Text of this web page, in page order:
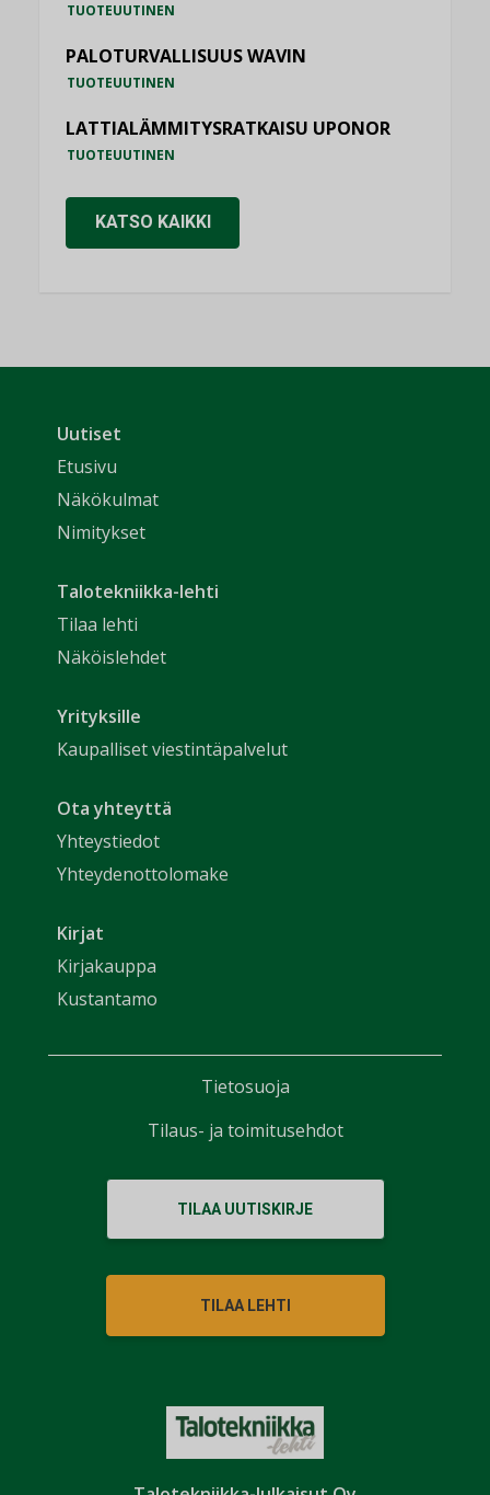
TUOTEUUTINEN
PALOTURVALLISUUS WAVIN
TUOTEUUTINEN
LATTIALÄMMITYSRATKAISU UPONOR
TUOTEUUTINEN
KATSO KAIKKI
Uutiset
Etusivu
Näkökulmat
Nimitykset
Talotekniikka-lehti
Tilaa lehti
Näköislehdet
Yrityksille
Kaupalliset viestintäpalvelut
Ota yhteyttä
Yhteystiedot
Yhteydenottolomake
Kirjat
Kirjakauppa
Kustantamo
TILAA UUTISKIRJE
TILAA LEHTI
Tietosuoja
Tilaus- ja toimitusehdot